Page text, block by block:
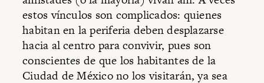
estos vínculos son complicados: quienes
habitan en la periferia deben desplazarse
hacia al centro para convivir, pues son
conscientes de que los habitantes de la
Ciudad de México no los visitarán, ya sea